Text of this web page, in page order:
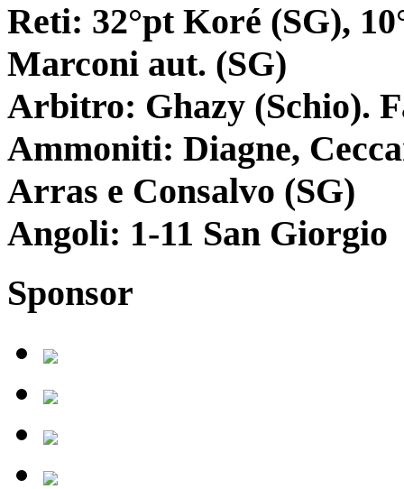
Reti: 32°pt Koré (SG),
Marconi aut. (SG)
Arbitro: Ghazy (Schio).
Ammoniti: Diagne,
Arras e Consalvo (SG)
Angoli: 1-11 San Giorgio
Sponsor